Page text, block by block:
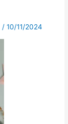
/10/11/2024